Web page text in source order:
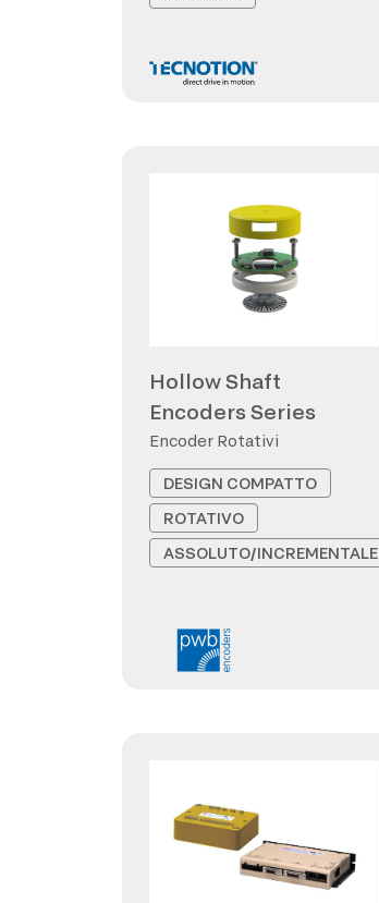
Hollow Shaft
Encoders Series
Encoder Rotativi
DESIGN COMPATTO
ROTATIVO
ASSOLUTO/INCREMENTALE